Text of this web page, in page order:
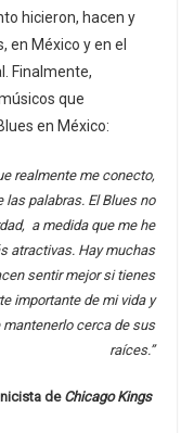
hicieron, hacen y
en México y en el
Finalmente,
que
en México:
realmente me conecto,
palabras. El Blues no
a medida que me he
atractivas. Hay muchas
sentir mejor si tienes
importante de mi vida y
cerca de sus
raíces.”
deChicago Kings